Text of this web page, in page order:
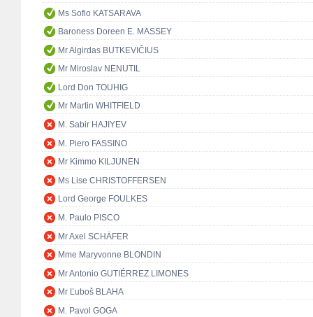
Ms Sofio KATSARAVA
Baroness Doreen E. MASSEY
Mr Algirdas BUTKEVIČIUS
Mr Miroslav NENUTIL
Lord Don TOUHIG
Mr Martin WHITFIELD
M. Sabir HAJIYEV
M. Piero FASSINO
Mr Kimmo KILJUNEN
Ms Lise CHRISTOFFERSEN
Lord George FOULKES
M. Paulo PISCO
Mr Axel SCHÄFER
Mme Maryvonne BLONDIN
Mr Antonio GUTIÉRREZ LIMONES
Mr Ľuboš BLAHA
M. Pavol GOGA